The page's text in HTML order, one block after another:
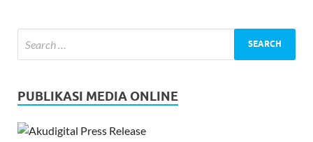
PUBLIKASI MEDIA ONLINE